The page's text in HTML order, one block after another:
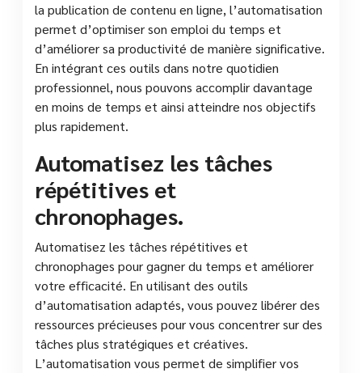
la publication de contenu en ligne, l’automatisation
permet d’optimiser son emploi du temps et
d’améliorer sa productivité de manière significative.
En intégrant ces outils dans notre quotidien
professionnel, nous pouvons accomplir davantage
en moins de temps et ainsi atteindre nos objectifs
plus rapidement.
Automatisez les tâches
répétitives et
chronophages.
Automatisez les tâches répétitives et
chronophages pour gagner du temps et améliorer
votre efficacité. En utilisant des outils
d’automatisation adaptés, vous pouvez libérer des
ressources précieuses pour vous concentrer sur des
tâches plus stratégiques et créatives.
L’automatisation vous permet de simplifier vos